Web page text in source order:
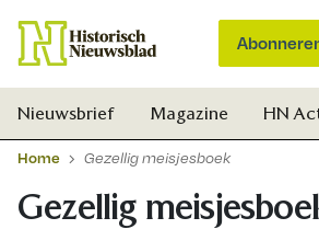
Nieuwsbrief Magazine HN
Home Gezellig meisjesboek
Gezellig